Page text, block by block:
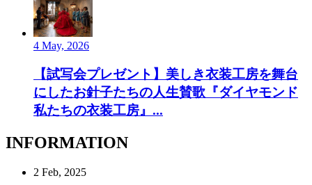
4 May, 2026
【試写会プレゼント】美しき衣装工房を舞台
にしたお針子たちの人生賛歌『ダイヤモンド
私たちの衣装工房』...
INFORMATION
2 Feb, 2025